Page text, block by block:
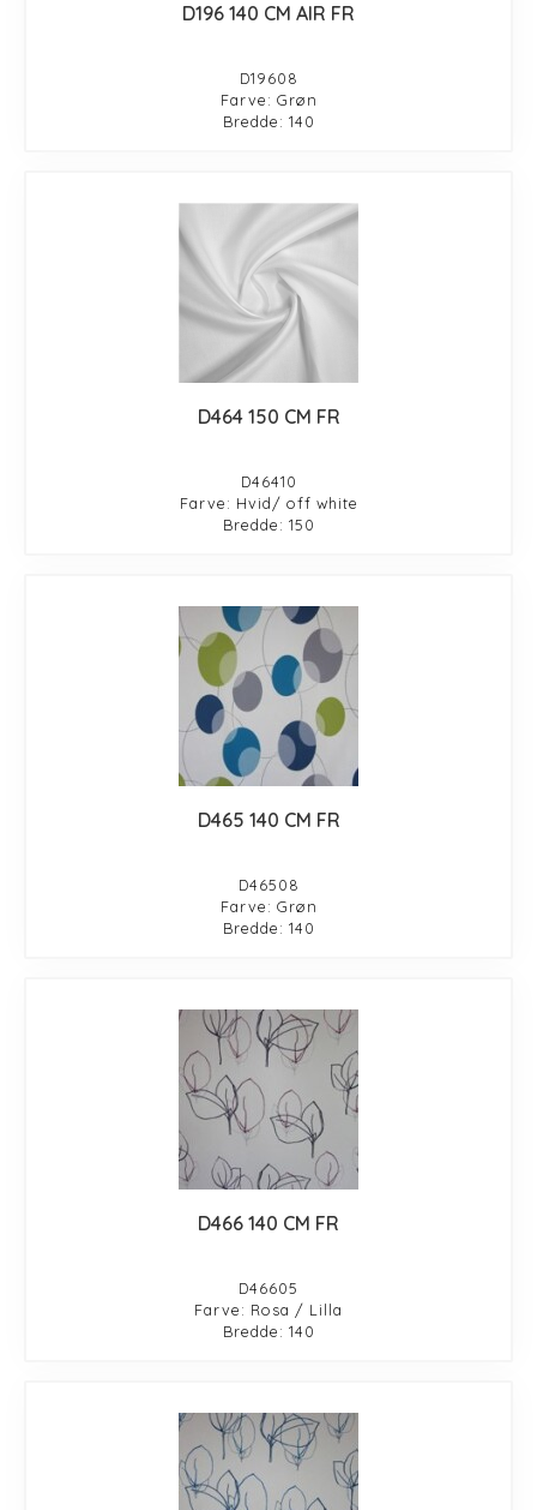
D196 140 CM AIR FR
D19608
Farve: Grøn
Bredde: 140
D464 150 CM FR
D46410
Farve: Hvid/ off white
Bredde: 150
D465 140 CM FR
D46508
Farve: Grøn
Bredde: 140
D466 140 CM FR
D46605
Farve: Rosa / Lilla
Bredde: 140